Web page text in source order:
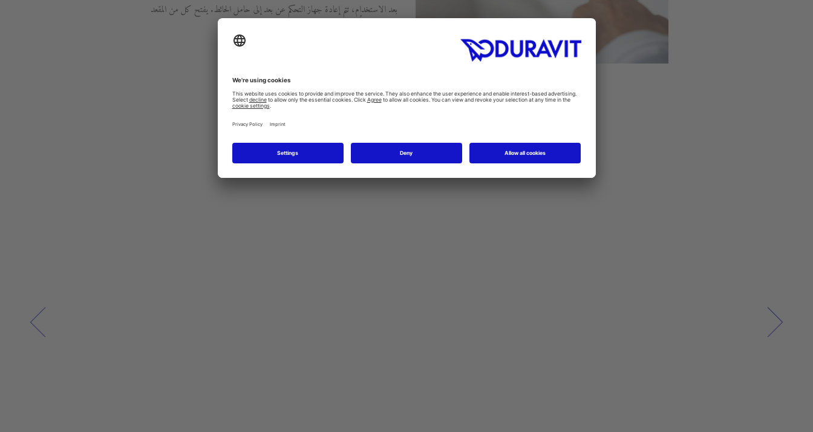
بعد الاستخدام، تتم إعادة جهاز التحكم عن بعد إلى حامل الحائط. يفتح كل من المقعد
والغطاء تلقائيًا وبلطف والفضل يعود إلى ميزة الإقفال السلس.